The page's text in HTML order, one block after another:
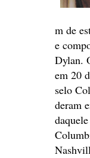
m de
e
Dylan.
em 20
selo
deram